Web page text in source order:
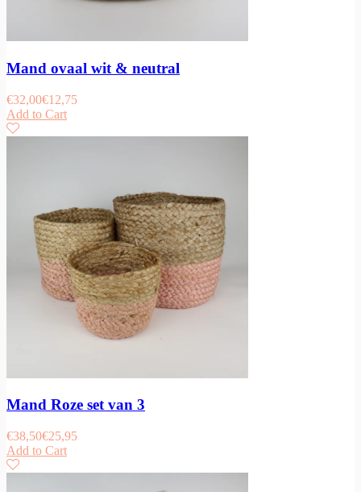
Mand ovaal wit & neutral
€32,00€12,75
Add to Cart
Mand Roze set van 3
€38,50€25,95
Add to Cart